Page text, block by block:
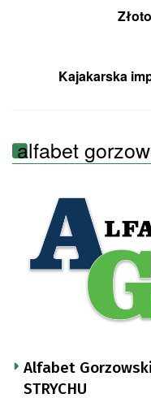
Kajakarska
alfabet
Alfabet Gorzowski
STRYCHU